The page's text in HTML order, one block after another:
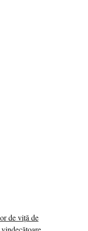
de viță de